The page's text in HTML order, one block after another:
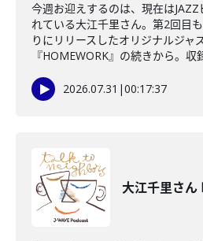
今週お迎えするのは、現在は
れている大江千里さん。第2回目
りにリリースしたオリジナルジャ
『HOMEWORK』の続きから。収
2026.07.31 |00:17:37
大江千里さん